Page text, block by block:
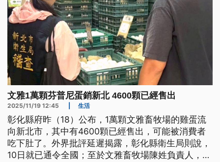
文雅1萬顆芬普尼蛋銷新北 4600顆已經售出
2025/11/19 12:45 生活
彰化縣府昨（18）公布，1萬顆文雅畜牧場的雞蛋流
向新北市，其中有4600顆已經售出，可能被消費者
吃下肚了。外界批評延遲揭露，彰化縣衛生局則說，
10日就已通令全國；至於文雅畜牧場陳姓負責人，昨